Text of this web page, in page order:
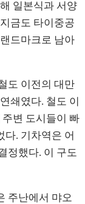
일본식과 서양
금도 타이중공
드마크로 남아
도 이전의 대만
쇄였다. 철도 이
변 도시들이 빠
다. 기차역은 어
정했다. 이 구도
주난에서 먀오